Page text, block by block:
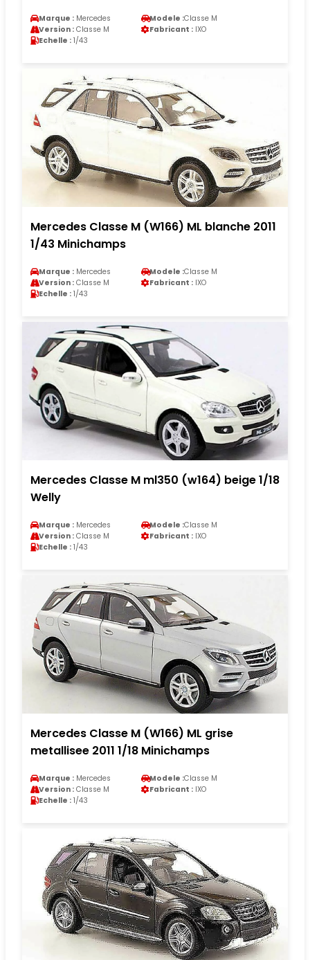
Marque : Mercedes Modele :Classe M
Version : Classe M Fabricant : IXO
Echelle : 1/43
Mercedes Classe M (W166) ML blanche 2011
1/43 Minichamps
Marque : Mercedes Modele :Classe M
Version : Classe M Fabricant : IXO
Echelle : 1/43
Mercedes Classe M ml350 (w164) beige 1/18
Welly
Marque : Mercedes Modele :Classe M
Version : Classe M Fabricant : IXO
Echelle : 1/43
Mercedes Classe M (W166) ML grise
metallisee 2011 1/18 Minichamps
Marque : Mercedes Modele :Classe M
Version : Classe M Fabricant : IXO
Echelle : 1/43